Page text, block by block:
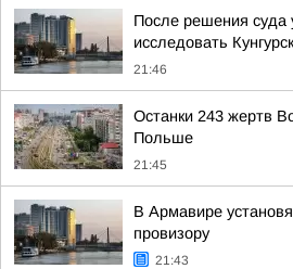
После решения суда
исследовать
21:46
Останки 243 жертв
Польше
21:45
В Армавире
провизору
21:43